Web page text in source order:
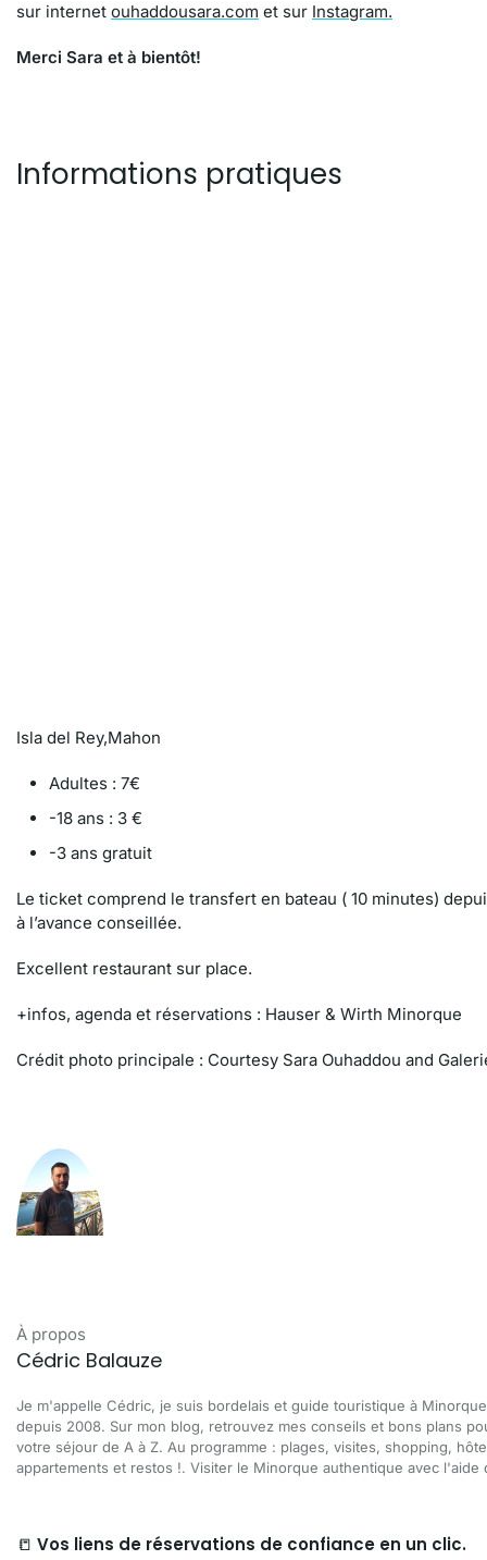
sur internet ouhaddousara.com et sur Instagram.
Merci Sara et à bientôt!
Informations pratiques
Isla del Rey,Mahon
Adultes : 7€
-18 ans : 3 €
-3 ans gratuit
Le ticket comprend le transfert en bateau ( 10 minutes)
à l’avance conseillée.
Excellent restaurant sur place.
+infos, agenda et réservations : Hauser & Wirth Minorque
Crédit photo principale : Courtesy Sara Ouhaddou and
À propos
Cédric Balauze
Je m'appelle Cédric, je suis bordelais et guide touristique à
depuis 2008. Sur mon blog, retrouvez mes conseils et bons plans
votre séjour de A à Z. Au programme : plages, visites, shopping,
appartements et restos !. Visiter le Minorque authentique avec l'aide
📒 Vos liens de réservations de confiance en un clic.